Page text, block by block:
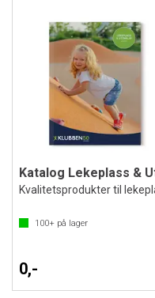
100+ på lager
0,-